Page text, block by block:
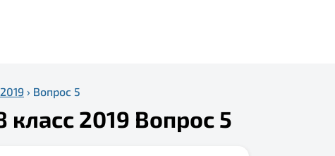
› Вопрос 5
2019 Вопрос 5